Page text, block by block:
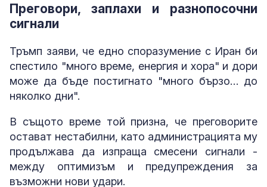
Преговори, заплахи и разнопосочни
сигнали
Тръмп заяви, че едно споразумение с Иран би
спестило "много време, енергия и хора" и дори
може да бъде постигнато "много бързо… до
няколко дни".
В същото време той призна, че преговорите
остават нестабилни, като администрацията му
продължава да изпраща смесени сигнали -
между оптимизъм и предупреждения за
възможни нови удари.